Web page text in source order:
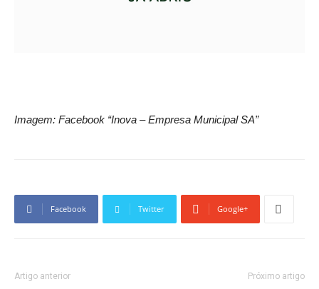
Imagem: Facebook “Inova – Empresa Municipal SA”
Facebook Twitter Google+
Artigo anterior Próximo artigo